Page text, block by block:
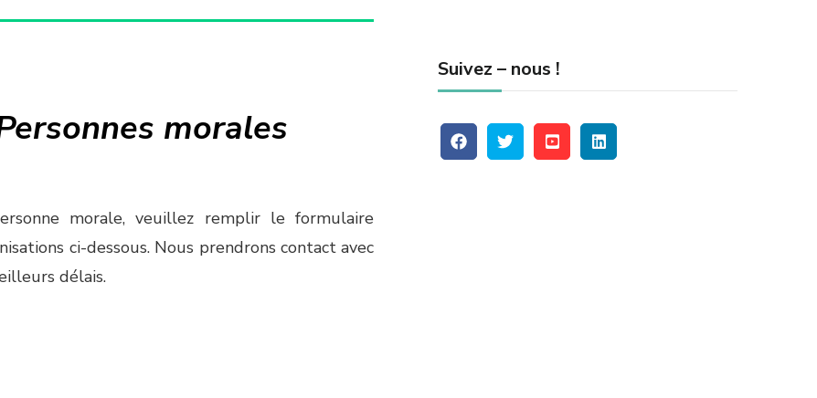
morales
morale, veuillez remplir le formulaire
ci-dessous. Nous prendrons contact avec
délais.
Suivez – nous !